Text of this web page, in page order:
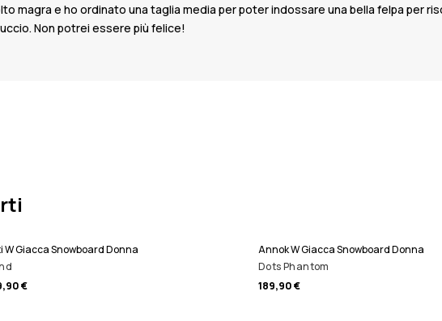
magra e ho ordinato una taglia media per poter indossare una bella felpa per
Non potrei essere più felice!
W Giacca Snowboard Donna
€
Annok W Giacca Snowboard Donna
Dots Phantom
189,90 €